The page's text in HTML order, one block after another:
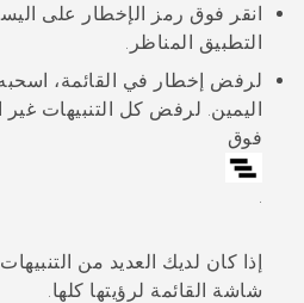
انقر فوق رمز الإخطار على
التطبيق المناظر.
لرفض إخطار في القائمة، اسحبه
اليمين. لرفض كل التنبيهات غير
فوق
إذا كان لديك العديد من
شاشة القائمة لرؤيتها كلها.